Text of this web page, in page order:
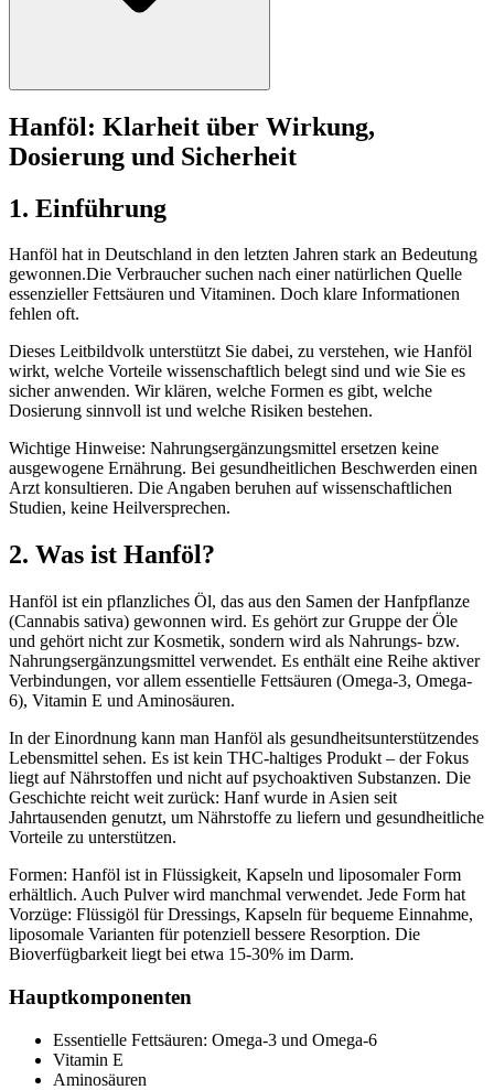
Hanföl: Klarheit über Wirkung,
Dosierung und Sicherheit
1. Einführung
Hanföl hat in Deutschland in den letzten Jahren stark an Bedeutung
gewonnen.Die Verbraucher suchen nach einer natürlichen Quelle
essenzieller Fettsäuren und Vitaminen. Doch klare Informationen
fehlen oft.
Dieses Leitbildvolk unterstützt Sie dabei, zu verstehen, wie Hanföl
wirkt, welche Vorteile wissenschaftlich belegt sind und wie Sie es
sicher anwenden. Wir klären, welche Formen es gibt, welche
Dosierung sinnvoll ist und welche Risiken bestehen.
Wichtige Hinweise: Nahrungsergänzungsmittel ersetzen keine
ausgewogene Ernährung. Bei gesundheitlichen Beschwerden einen
Arzt konsultieren. Die Angaben beruhen auf wissenschaftlichen
Studien, keine Heilversprechen.
2. Was ist Hanföl?
Hanföl ist ein pflanzliches Öl, das aus den Samen der Hanfpflanze
(Cannabis sativa) gewonnen wird. Es gehört zur Gruppe der Öle
und gehört nicht zur Kosmetik, sondern wird als Nahrungs- bzw.
Nahrungsergänzungsmittel verwendet. Es enthält eine Reihe aktiver
Verbindungen, vor allem essentielle Fettsäuren (Omega-3, Omega-
6), Vitamin E und Aminosäuren.
In der Einordnung kann man Hanföl als gesundheitsunterstützendes
Lebensmittel sehen. Es ist kein THC-haltiges Produkt – der Fokus
liegt auf Nährstoffen und nicht auf psychoaktiven Substanzen. Die
Geschichte reicht weit zurück: Hanf wurde in Asien seit
Jahrtausenden genutzt, um Nährstoffe zu liefern und gesundheitliche
Vorteile zu unterstützen.
Formen: Hanföl ist in Flüssigkeit, Kapseln und liposomaler Form
erhältlich. Auch Pulver wird manchmal verwendet. Jede Form hat
Vorzüge: Flüssigöl für Dressings, Kapseln für bequeme Einnahme,
liposomale Varianten für potenziell bessere Resorption. Die
Bioverfügbarkeit liegt bei etwa 15-30% im Darm.
Hauptkomponenten
Essentielle Fettsäuren: Omega-3 und Omega-6
Vitamin E
Aminosäuren